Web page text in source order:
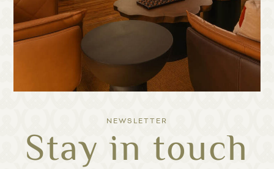
NEWSLETTER
Stay in touch